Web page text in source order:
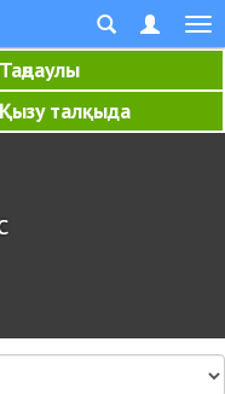
Таңдаулы
Қызу талқыда